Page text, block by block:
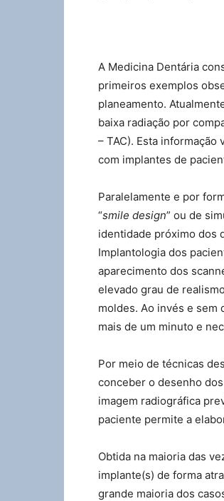
A Medicina Dentária
primeiros exemplos
planeamento.
baixa radiação por
– TAC). Esta
com implantes de
Paralelamente e por
“smile design” ou de
identidade próximo dos
Implantologia dos
aparecimento dos
elevado grau de
moldes. Ao invés e
mais de um minuto e
Por meio de técnicas
conceber o desenho
imagem radiográfica
paciente permite a
Obtida na maioria das
implante(s) de forma
grande maioria dos